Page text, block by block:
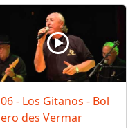
06 - Los Gitanos - Bol
ero des Vermar